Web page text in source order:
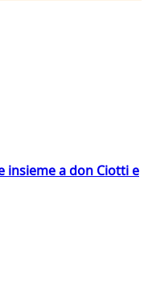
insieme a don Ciotti e